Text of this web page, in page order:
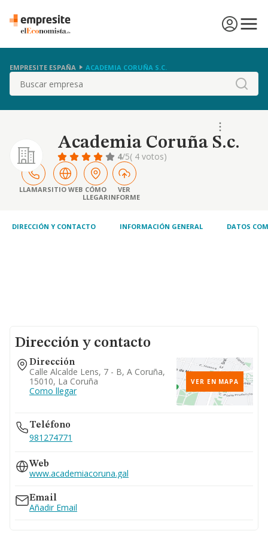
EMPRESITE ESPAÑA ACADEMIA CORUÑA S.C.
Buscar
Academia Coruña S.c.
4/5( 4 votos)
LLAMARSITIO WEB CÓMO
LLEGAR
VER
INFORME
DIRECCIÓN Y CONTACTO INFORMACIÓN GENERAL DATOS
Dirección y contacto
Dirección
Calle Alcalde Lens, 7 - B, A Coruña,
15010, La Coruña
Como llegar
VER EN MAPA
Teléfono
981274771
Web
www.academiacoruna.gal
Email
Añadir Email